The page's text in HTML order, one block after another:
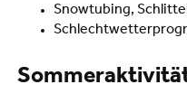
Snowtubing,